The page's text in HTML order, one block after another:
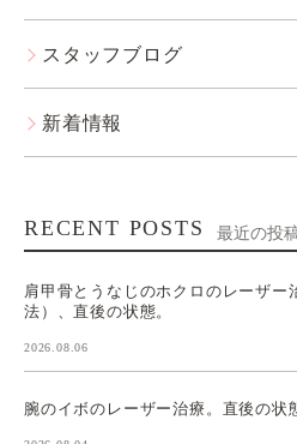
スタッフブログ
新着情報
RECENT POSTS 最近の投
肩甲骨とうなじのホクロのレーザー
法）、直後の状態。
2026.08.06
腕のイボのレーザー治療。直後の状